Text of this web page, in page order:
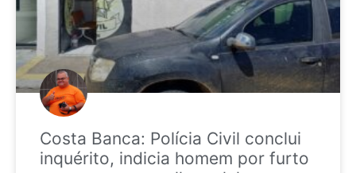
Costa Banca: Polícia Civil conclui
inquérito, indicia homem por furto